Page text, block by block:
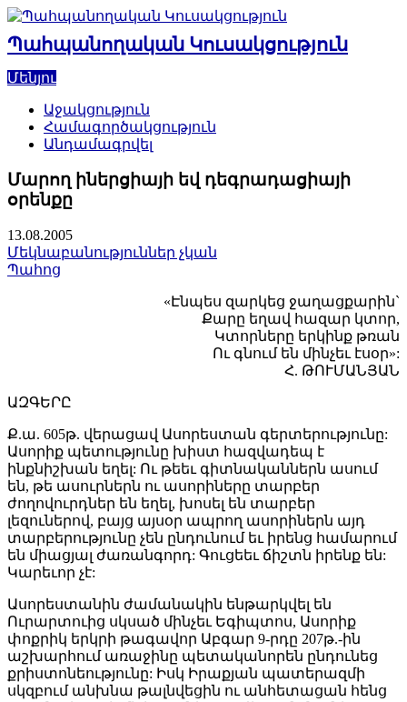
Skip
content
Պահպանողական Կուսակցություն
Մենյու
Աջակցություն
Համագործակցություն
Անդամագրվել
Մարող իներցիայի եվ դեգրադացիայի
օրենքը
13.08.2005
Մեկնաբանություններ չկան
Պահոց
«Էնպես զարկեց ջաղացքարին`
Քարը եղավ հազար կտոր,
Կտորները երկինք թռան
Ու գնում են մինչեւ էսօր»:
Հ. ԹՈՒՄԱՆՅԱՆ
ԱԶԳԵՐԸ
Ք.ա. 605թ. վերացավ Ասորեստան գերտերությունը:
Ասորիք պետությունը խիստ հազվադեպ է
ինքնիշխան եղել: Ու թեեւ գիտնականներն ասում
են, թե ասուրներն ու ասորիները տարբեր
ժողովուրդներ են եղել, խոսել են տարբեր
լեզուներով, բայց այսօր ապրող ասորիներն այդ
տարբերությունը չեն ընդունում եւ իրենց համարում
են միացյալ ժառանգորդ: Գուցեեւ ճիշտն իրենք են:
Կարեւոր չէ:
Ասորեստանին ժամանակին ենթարկվել են
Ուրարտուից սկսած մինչեւ Եգիպտոս, Ասորիք
փոքրիկ երկրի թագավոր Աբգար 9-րդը 207թ.-ին
աշխարհում առաջինը պետականորեն ընդունեց
քրիստոնեությունը: Իսկ Իրաքյան պատերազմի
սկզբում անխնա թալնվեցին ու անհետացան հենց